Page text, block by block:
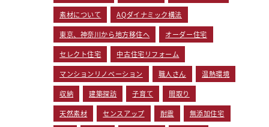
素材について AQダイナミック構法
東京、神奈川から地方移住へ オーダー住宅
セレクト住宅 中古住宅リフォーム
マンションリノベーション 職人さん 温熱環境
収納 建築探訪 子育て 間取り
天然素材 センスアップ 耐震 無添加住宅